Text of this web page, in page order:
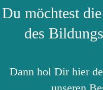
Du möchtest
des
Dann hol Dir hier